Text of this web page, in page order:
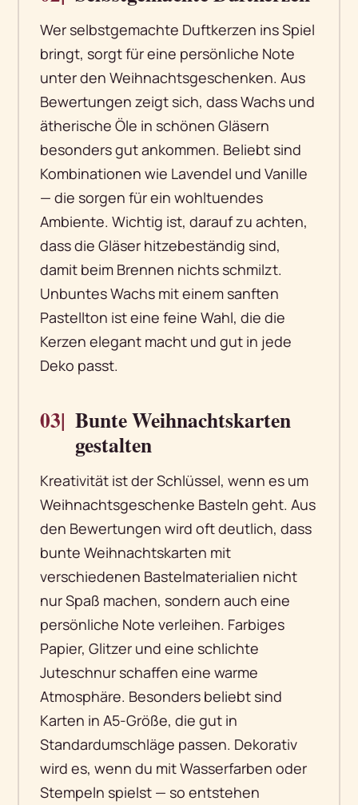
Wer selbstgemachte Duftkerzen ins Spiel
bringt, sorgt für eine persönliche Note
unter den Weihnachtsgeschenken. Aus
Bewertungen zeigt sich, dass Wachs und
ätherische Öle in schönen Gläsern
besonders gut ankommen. Beliebt sind
Kombinationen wie Lavendel und Vanille
— die sorgen für ein wohltuendes
Ambiente. Wichtig ist, darauf zu achten,
dass die Gläser hitzebeständig sind,
damit beim Brennen nichts schmilzt.
Unbuntes Wachs mit einem sanften
Pastellton ist eine feine Wahl, die die
Kerzen elegant macht und gut in jede
Deko passt.
03| Bunte Weihnachtskarten
gestalten
Kreativität ist der Schlüssel, wenn es um
Weihnachtsgeschenke Basteln geht. Aus
den Bewertungen wird oft deutlich, dass
bunte Weihnachtskarten mit
verschiedenen Bastelmaterialien nicht
nur Spaß machen, sondern auch eine
persönliche Note verleihen. Farbiges
Papier, Glitzer und eine schlichte
Juteschnur schaffen eine warme
Atmosphäre. Besonders beliebt sind
Karten in A5-Größe, die gut in
Standardumschläge passen. Dekorativ
wird es, wenn du mit Wasserfarben oder
Stempeln spielst — so entstehen